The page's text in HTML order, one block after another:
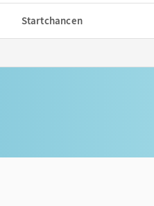
Startchancen